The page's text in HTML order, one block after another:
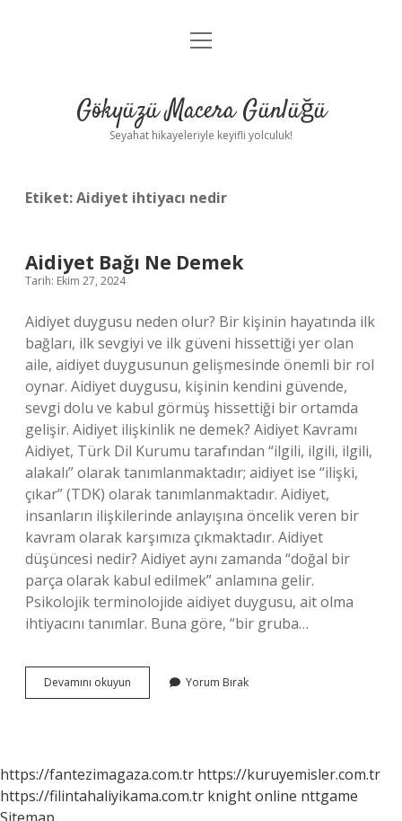
Anasayfa
Yasal Uyarı
menüyü
Gökyüzü Macera Günlüğü
Seyahat hikayeleriyle keyifli yolculuk!
Etiket:Aidiyet ihtiyacı nedir
Aidiyet Bağı Ne Demek
Tarih: Ekim 27, 2024
Aidiyet duygusu neden olur? Bir kişinin hayatında ilk
bağları, ilk sevgiyi ve ilk güveni hissettiği yer olan
aile, aidiyet duygusunun gelişmesinde önemli bir rol
oynar. Aidiyet duygusu, kişinin kendini güvende,
sevgi dolu ve kabul görmüş hissettiği bir ortamda
gelişir. Aidiyet ilişkinlik ne demek? Aidiyet Kavramı
Aidiyet, Türk Dil Kurumu tarafından “ilgili, ilgili, ilgili,
alakalı” olarak tanımlanmaktadır; aidiyet ise “ilişki,
çıkar” (TDK) olarak tanımlanmaktadır. Aidiyet,
insanların ilişkilerinde anlayışına öncelik veren bir
kavram olarak karşımıza çıkmaktadır. Aidiyet
düşüncesi nedir? Aidiyet aynı zamanda “doğal bir
parça olarak kabul edilmek” anlamına gelir.
Psikolojik terminolojide aidiyet duygusu, ait olma
ihtiyacını tanımlar. Buna göre, “bir gruba…
Devamını okuyun
Bağı
Yorum Bırak
https://fantezimagaza.com.tr https://kuruyemisler.com.tr
https://filintahaliyikama.com.tr knight online nttgame